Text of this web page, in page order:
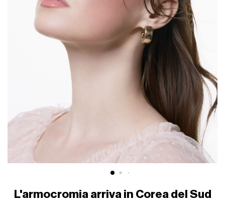
L'armocromia arriva in Corea del Sud